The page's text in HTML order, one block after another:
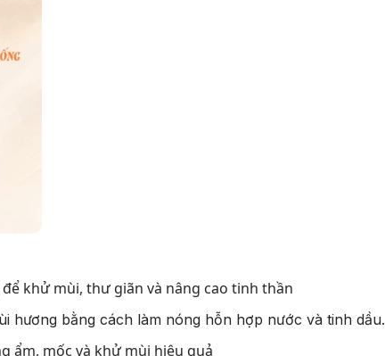
khử mùi, thư giãn và nâng cao tinh thần
hương bằng cách làm nóng hỗn hợp nước và tinh dầu.
ẩm, mốc và khử mùi hiệu quả